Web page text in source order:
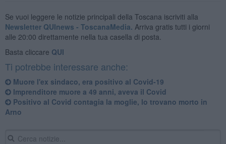
Se vuoi leggere le notizie principali della Toscana iscriviti alla
Newsletter QUInews - ToscanaMedia. Arriva gratis tutti i giorni
alle 20:00 direttamente nella tua casella di posta.
Basta cliccare QUI
Ti potrebbe interessare anche:
Muore l'ex sindaco, era positivo al Covid-19
Imprenditore muore a 49 anni, aveva il Covid
Positivo al Covid contagia la moglie, lo trovano morto in
Arno